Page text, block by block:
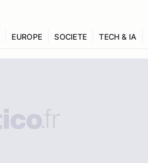
EUROPE SOCIETE TECH & IA